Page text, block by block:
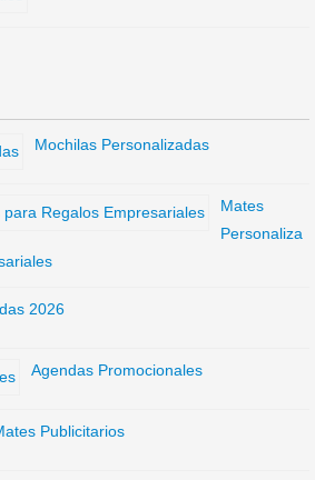
Mochilas Personalizadas
Mates
Personaliza
2026
Agendas Promocionales
Publicitarios